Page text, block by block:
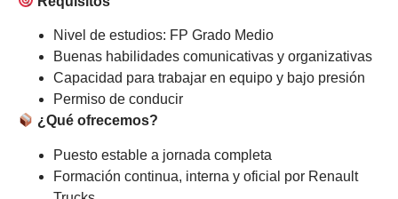
Nivel de estudios: FP Grado Medio
Buenas habilidades comunicativas y organizativas
Capacidad para trabajar en equipo y bajo presión
Permiso de conducir
¿Qué ofrecemos?
Puesto estable a jornada completa
Formación continua, interna y oficial por Renault